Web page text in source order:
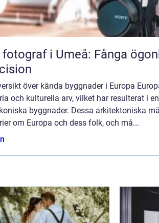
fotograf i Umeå: Fånga
över kända byggnader i Europa
och kulturella arv, vilket har resulterat i
byggnader. Dessa arkitektoniska
om Europa och dess folk, och må...